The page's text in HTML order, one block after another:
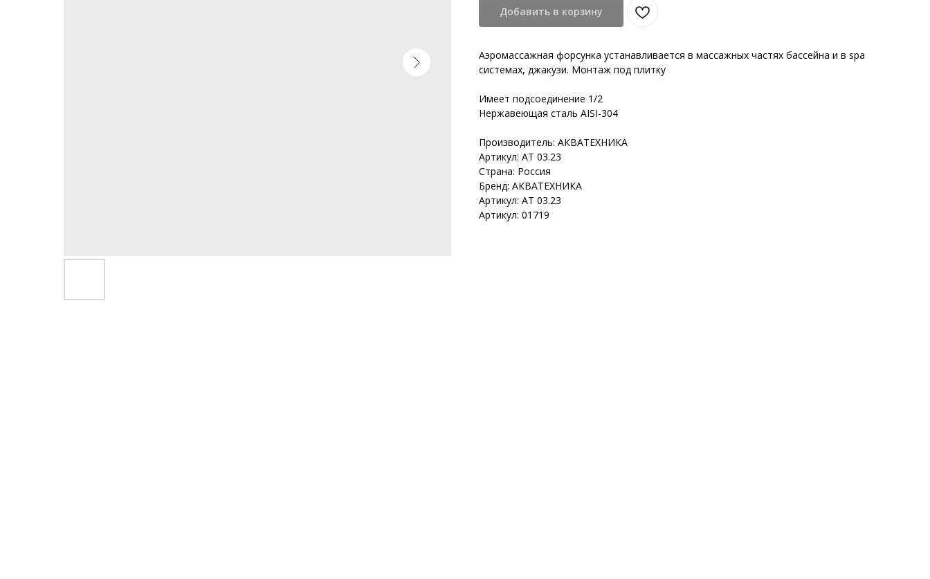
Добавить в корзину
Аэромассажная форсунка устанавливается в массажных частях бассейна и в spa
системах, джакузи. Монтаж под плитку
Имеет подсоединение 1/2
Нержавеющая сталь AISI-304
Производитель: АКВАТЕХНИКА
Артикул: АТ 03.23
Страна: Россия
Бренд: АКВАТЕХНИКА
Артикул: АТ 03.23
Артикул: 01719